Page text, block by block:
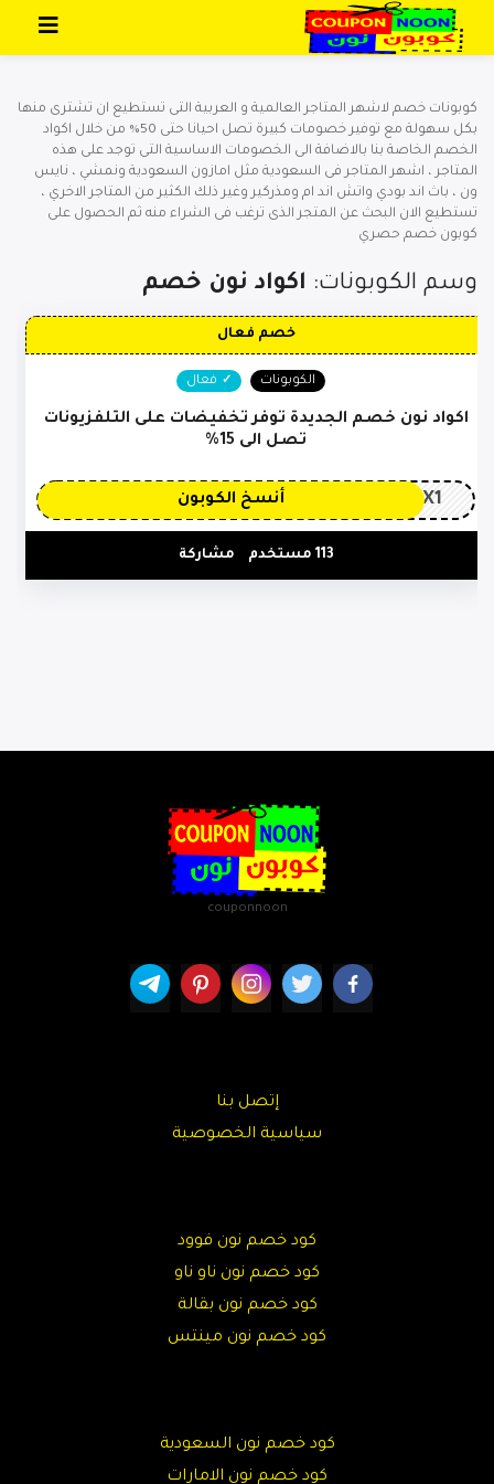
كوبونات خصم لاشهر المتاجر العالمية و العربية التى تستطيع ان تشترى منها
بكل سهولة مع توفير خصومات كبيرة تصل احيانا حتى 50% من خلال اكواد
الخصم الخاصة بنا بالاضافة الى الخصومات الاساسية التى توجد على هذه
المتاجر ، اشهر المتاجر فى السعودية مثل امازون السعودية ونمشي ، نايس
ون ، باث اند بودي واتش اند ام ومذركير وغير ذلك الكثير من المتاجر الاخري ،
تستطيع الان البحث عن المتجر الذى ترغب فى الشراء منه ثم الحصول على
كوبون خصم حصري
وسم الكوبونات: اكواد نون خصم
خصم فعال
الكوبونات فعال
اكواد نون خصم الجديدة توفر تخفيضات على التلفزيونات
تصل الى 15%
CX1 أنسخ الكوبون
113 مستخدم مشاركة
couponnoon
إتصل بنا
سياسية الخصوصية
كود خصم نون فوود
كود خصم نون ناو ناو
كود خصم نون بقالة
كود خصم نون مينتس
كود خصم نون السعودية
كود خصم نون الامارات